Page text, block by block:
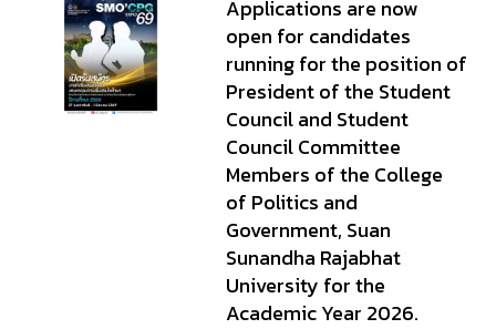
Applications are now
open for candidates
running for the position of
President of the Student
Council and Student
Council Committee
Members of the College
of Politics and
Government, Suan
Sunandha Rajabhat
University for the
Academic Year 2026.